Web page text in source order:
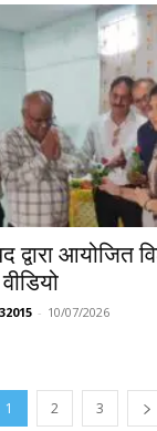
द्वारा आयोजित
- 10/07/2026
1 2 3